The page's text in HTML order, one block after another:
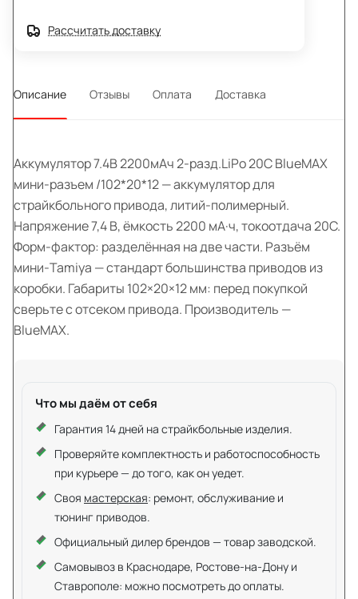
Рассчитать доставку
Описание Отзывы Оплата Доставка
Аккумулятор 7.4В 2200мАч 2-разд.LiPo 20С BlueMAX
мини-разъем /102*20*12 — аккумулятор для
страйкбольного привода, литий-полимерный.
Напряжение 7,4 В, ёмкость 2200 мА·ч, токоотдача 20C.
Форм-фактор: разделённая на две части. Разъём
мини-Tamiya — стандарт большинства приводов из
коробки. Габариты 102×20×12 мм: перед покупкой
сверьте с отсеком привода. Производитель —
BlueMAX.
Что мы даём от себя
Гарантия 14 дней на страйкбольные изделия.
Проверяйте комплектность и работоспособность
при курьере — до того, как он уедет.
Своя мастерская: ремонт, обслуживание и
тюнинг приводов.
Официальный дилер брендов — товар заводской.
Самовывоз в Краснодаре, Ростове-на-Дону и
Ставрополе: можно посмотреть до оплаты.